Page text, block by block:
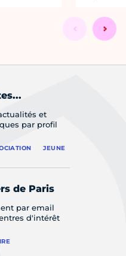
et
par profil
JEUNE
de Paris
par email
d'intérêt